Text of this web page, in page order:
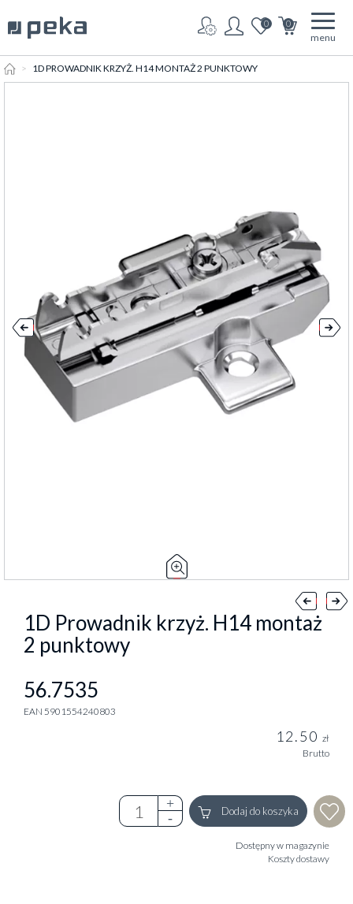
0 0
menu
HOME1D PROWADNIK KRZYŻ. H14 MONTAŻ 2 PUNKTOWY
1D Prowadnik krzyż. H14 montaż
2 punktowy
56.7535
EAN 5901554240803
12.50 zł
Brutto
Dodaj do koszyka
Dostępny w magazynie
Koszty dostawy